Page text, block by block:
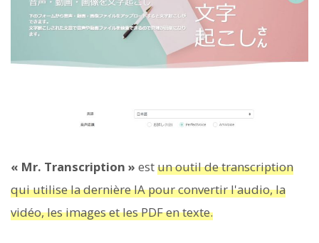
« Mr. Transcription » estun outil de transcription
qui utilise la dernière IA pour convertir l'audio, la
vidéo, les images et les PDF en texte.